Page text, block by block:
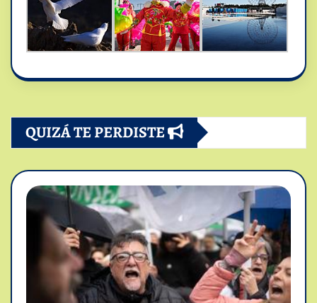
QUIZÁ TE PERDISTE